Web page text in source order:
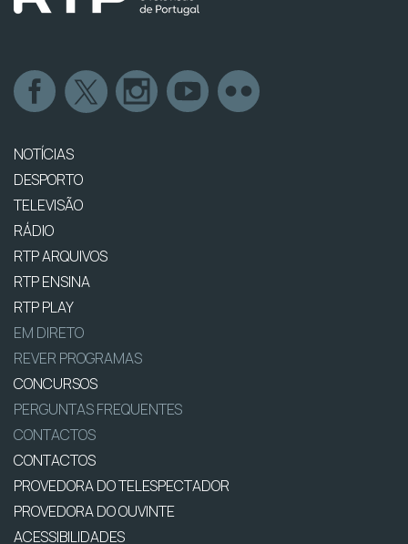
NOTÍCIAS
DESPORTO
TELEVISÃO
RÁDIO
RTP ARQUIVOS
RTP ENSINA
RTP PLAY
EM DIRETO
REVER PROGRAMAS
CONCURSOS
PERGUNTAS FREQUENTES
CONTACTOS
CONTACTOS
PROVEDORA DO TELESPECTADOR
PROVEDORA DO OUVINTE
ACESSIBILIDADES